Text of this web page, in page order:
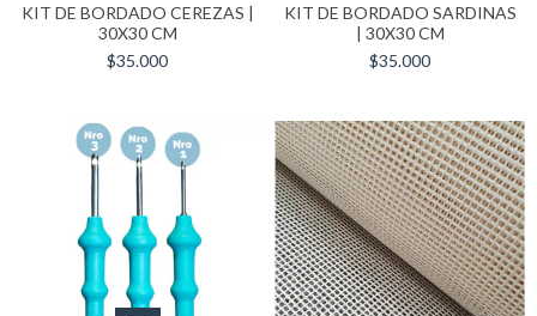
KIT DE BORDADO CEREZAS |
30X30 CM
$35.000
KIT DE BORDADO SARDINAS
| 30X30 CM
$35.000